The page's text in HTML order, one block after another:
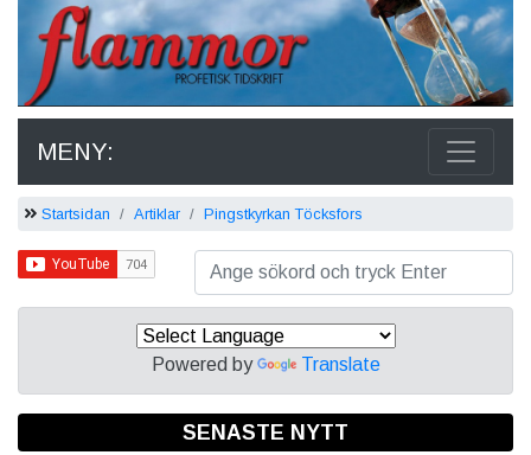
MENY:
Startsidan Artiklar Pingstkyrkan Töcksfors
Powered by Translate
SENASTE NYTT